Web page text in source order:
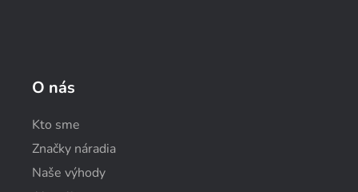
O nás
Kto sme
Značky náradia
Naše výhody